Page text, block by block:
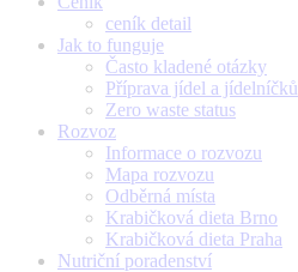
ceník detail
Jak to funguje
Často kladené otázky
Příprava jídel a jídelníčků
Zero waste status
Rozvoz
Informace o rozvozu
Mapa rozvozu
Odběrná místa
Krabičková dieta Brno
Krabičková dieta Praha
Nutriční poradenství